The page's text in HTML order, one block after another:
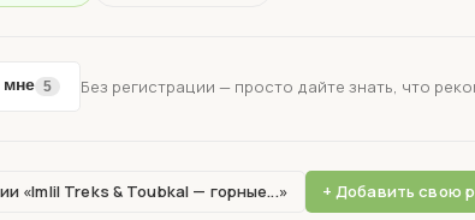
мне 5 Без регистрации — просто дайте знать, что
«Imlil Treks & Toubkal — горные...» + Добавить свою